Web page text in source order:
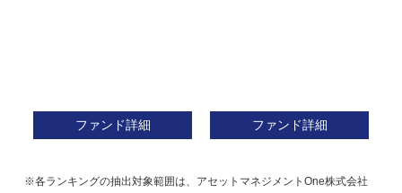
ファンド詳細 ファンド詳細
※各ランキングの抽出対象範囲は、アセットマネジメントOne株式会社